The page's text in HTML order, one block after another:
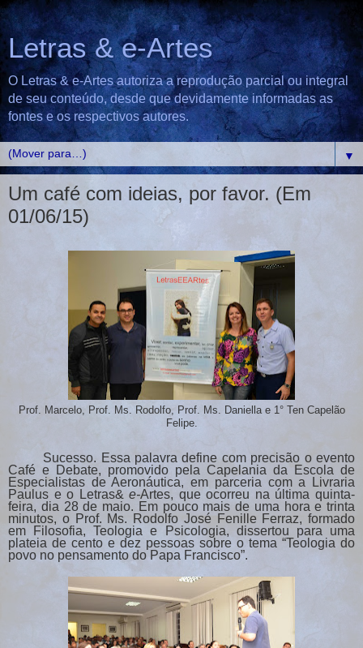
Letras & e-Artes
O Letras & e-Artes autoriza a reprodução parcial ou integral
de seu conteúdo, desde que devidamente informadas as
fontes e os respectivos autores.
▼
Um café com ideias, por favor. (Em
01/06/15)
Prof. Marcelo, Prof. Ms. Rodolfo, Prof. Ms. Daniella e 1° Ten Capelão
Felipe.
Sucesso. Essa palavra define com precisão o evento
Café e Debate, promovido pela Capelania da Escola de
Especialistas de Aeronáutica, em parceria com a Livraria
Paulus e o Letras&e-Artes, que ocorreu na última quinta-
feira, dia 28 de maio. Em pouco mais de uma hora e trinta
minutos, o Prof. Ms. Rodolfo José Fenille Ferraz, formado
em Filosofia, Teologia e Psicologia, dissertou para uma
plateia de cento e dez pessoas sobre o tema “Teologia do
povo no pensamento do Papa Francisco”.